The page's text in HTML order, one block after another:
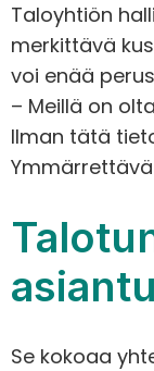
Taloyhtiön
merkittävä
voi enää
– Meillä on
Ilman tätä
Se kokoaa